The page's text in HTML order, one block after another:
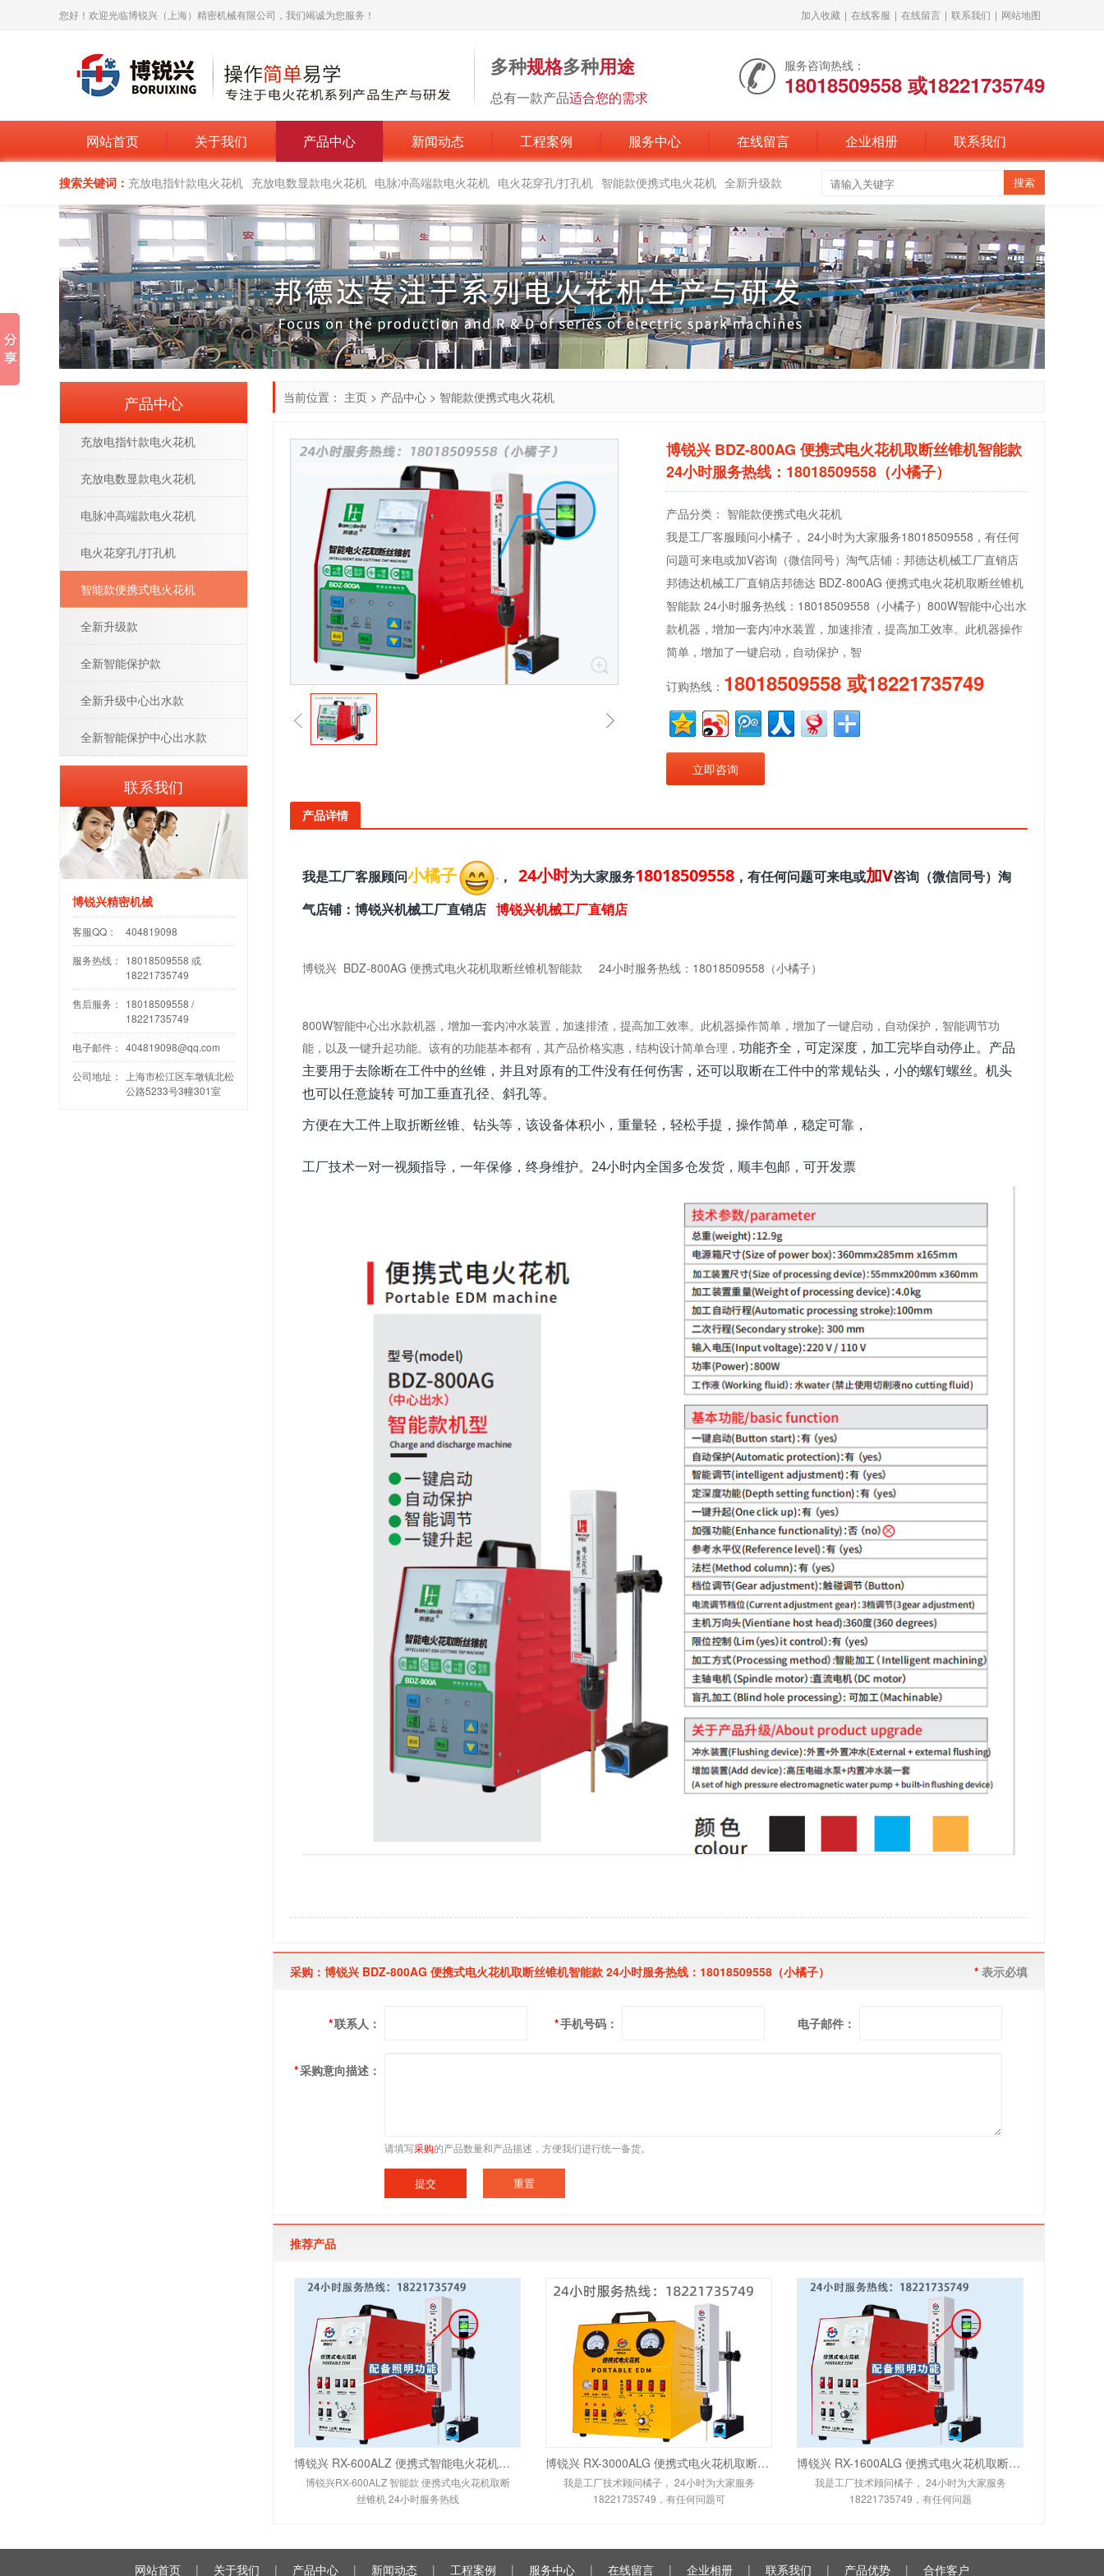
您好！欢迎光临博锐兴（上海）精密机械有限公司，我们竭诚为您服务！ 加入收藏 | 在线客服 | 在线留言 | 联系我们 | 网站地图
多种规格多种用途
总有一款产品适合您的需求
服务咨询热线：
18018509558 或18221735749
网站首页 关于我们 产品中心 新闻动态 工程案例 服务中心 在线留言 企业相册 联系我们
搜索关键词： 充放电指针款电火花机 充放电数显款电火花机 电脉冲高端款电火花机 电火花穿孔/打孔机 智能款便携式电火花机 全新升级款
当前位置： 主页 > 产品中心 > 智能款便携式电火花机
博锐兴 BDZ-800AG 便携式电火花机取断丝锥机智能款
24小时服务热线：18018509558（小橘子）
产品分类： 智能款便携式电火花机
我是工厂客服顾问小橘子， 24小时为大家服务18018509558，有任何
问题可来电或加V咨询（微信同号）淘气店铺：邦德达机械工厂直销店
邦德达机械工厂直销店邦德达 BDZ-800AG 便携式电火花机取断丝锥机
智能款 24小时服务热线：18018509558（小橘子）800W智能中心出水
款机器，增加一套内冲水装置，加速排渣，提高加工效率。此机器操作
简单，增加了一键启动，自动保护，智
订购热线： 18018509558 或18221735749
立即咨询
产品详情
我是工厂客服顾问小橘子 ， 24小时为大家服务18018509558 ，有任何问题可来电或加V咨询（微信同号）淘
气店铺：博锐兴机械工厂直销店 博锐兴机械工厂直销店
博锐兴 BDZ-800AG 便携式电火花机取断丝锥机智能款 24小时服务热线：18018509558（小橘子）
800W智能中心出水款机器， 增加一套内冲水装置，加速排渣，提高加工效率。此机器操作简单，增加了一键启动，自动保护，智能调节功
能，以及一键升起功能。该有的功能基本都有，其产品价格实惠，结构设计简单合理， 功能齐全，可定深度，加工完毕自动停止。产品
主要用于去除断在工件中的丝锥，并且对原有的工件没有任何伤害，还可以取断在工件中的常规钻头，小的螺钉螺丝。机头
也可以任意旋转 可加工垂直孔径、斜孔等。
方便在大工件上取折断丝锥、钻头等，该设备体积小，重量轻，轻松手提，操作简单，稳定可靠，
工厂技术一对一视频指导，一年保修，终身维护。24小时内全国多仓发货，顺丰包邮，可开发票
采购：博锐兴 BDZ-800AG 便携式电火花机取断丝锥机智能款 24小时服务热线：18018509558（小橘子） * 表示必填
*联系人： *手机号码： 电子邮件：
*采购意向描述：
请填写采购的产品数量和产品描述，方便我们进行统一备货。
推荐产品
博锐兴 RX-600ALZ 便携式智能电火花机取断丝锥机 24小时服务热线：1822173574
博锐兴RX-600ALZ 智能款 便携式电火花机取断
丝锥机 24小时服务热线
博锐兴 RX-3000ALG 便携式电火花机取断丝锥机升级中心出水款 24小时服务热线：1822
我是工厂技术顾问橘子， 24小时为大家服务
18221735749，有任何问题可
博锐兴 RX-1600ALG 便携式电火花机取断丝锥机中心出水款 24小时服务热线：182217
我是工厂技术顾问橘子， 24小时为大家服务
18221735749，有任何问题
产品中心
充放电指针款电火花机
充放电数显款电火花机
电脉冲高端款电火花机
电火花穿孔/打孔机
智能款便携式电火花机
全新升级款
全新智能保护款
全新升级中心出水款
全新智能保护中心出水款
联系我们
博锐兴精密机械
客服QQ： 404819098
服务热线：
18018509558 或
18221735749
售后服务：
18018509558 /
18221735749
电子邮件： 404819098@qq.com
公司地址：
上海市松江区车墩镇北松
公路5233号3幢301室
网站首页 | 关于我们 | 产品中心 | 新闻动态 | 工程案例 | 服务中心 | 在线留言 | 企业相册 | 联系我们 | 产品优势 | 合作客户